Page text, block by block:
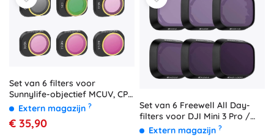
Set van 6 filters voor
Sunnylife-objectief MCUV, CPL,
ND8/16/32/64 voor DJI Mini 4
Extern magazijn ?
€ 35,90
Set van 6 Freewell All Day-
filters voor DJI Mini 3 Pro /
Mini 3Extern magazijn ?